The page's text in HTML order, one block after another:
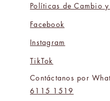
Políticas de Cambio y
Facebook
Instagram
TikTok
Contáctanos por
6115 1519